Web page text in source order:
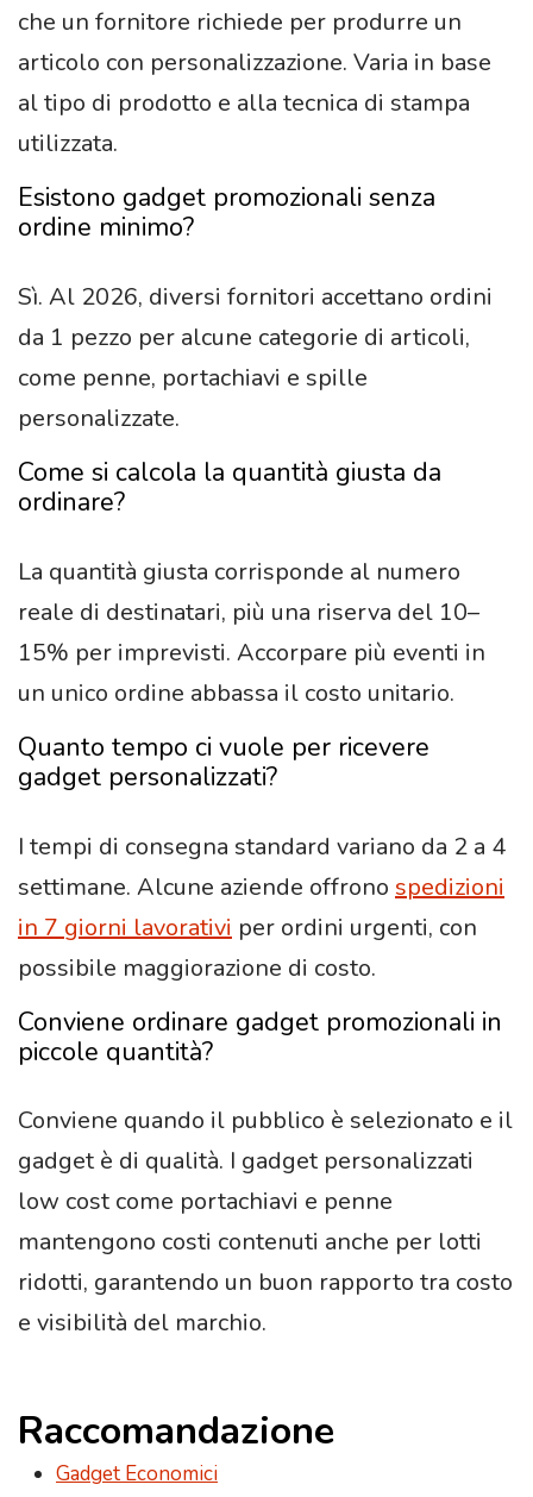
che un fornitore richiede per produrre un
articolo con personalizzazione. Varia in base
al tipo di prodotto e alla tecnica di stampa
utilizzata.
Esistono gadget promozionali senza
ordine minimo?
Sì. Al 2026, diversi fornitori accettano ordini
da 1 pezzo per alcune categorie di articoli,
come penne, portachiavi e spille
personalizzate.
Come si calcola la quantità giusta da
ordinare?
La quantità giusta corrisponde al numero
reale di destinatari, più una riserva del 10–
15% per imprevisti. Accorpare più eventi in
un unico ordine abbassa il costo unitario.
Quanto tempo ci vuole per ricevere
gadget personalizzati?
I tempi di consegna standard variano da 2 a 4
settimane. Alcune aziende offrono spedizioni
in 7 giorni lavorativi per ordini urgenti, con
possibile maggiorazione di costo.
Conviene ordinare gadget promozionali in
piccole quantità?
Conviene quando il pubblico è selezionato e il
gadget è di qualità. I gadget personalizzati
low cost come portachiavi e penne
mantengono costi contenuti anche per lotti
ridotti, garantendo un buon rapporto tra costo
e visibilità del marchio.
Raccomandazione
Gadget Economici